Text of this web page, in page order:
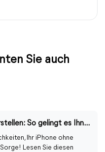
Sie auch
iPhone ohne iTunes wiederherstellen: So gelingt es Ihnen Schritt für Schritt
Ihr iPhone ohne
Lesen Sie diesen